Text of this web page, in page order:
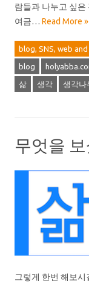
람들과 나누고 싶은
여금… Read More »
blog, SNS, web
blog
삶 생각 생각나
무엇을
그렇게 한번 해보